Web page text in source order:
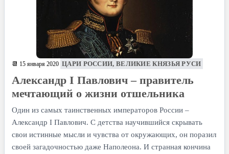
📆 15 января 2020 ЦАРИ РОССИИ, ВЕЛИКИЕ КНЯЗЬЯ РУСИ
Александр I Павлович – правитель
мечтающий о жизни отшельника
Один из самых таинственных императоров России –
Александр I Павлович. С детства научившийся скрывать
свои истинные мысли и чувства от окружающих, он поразил
своей загадочностью даже Наполеона. И странная кончина